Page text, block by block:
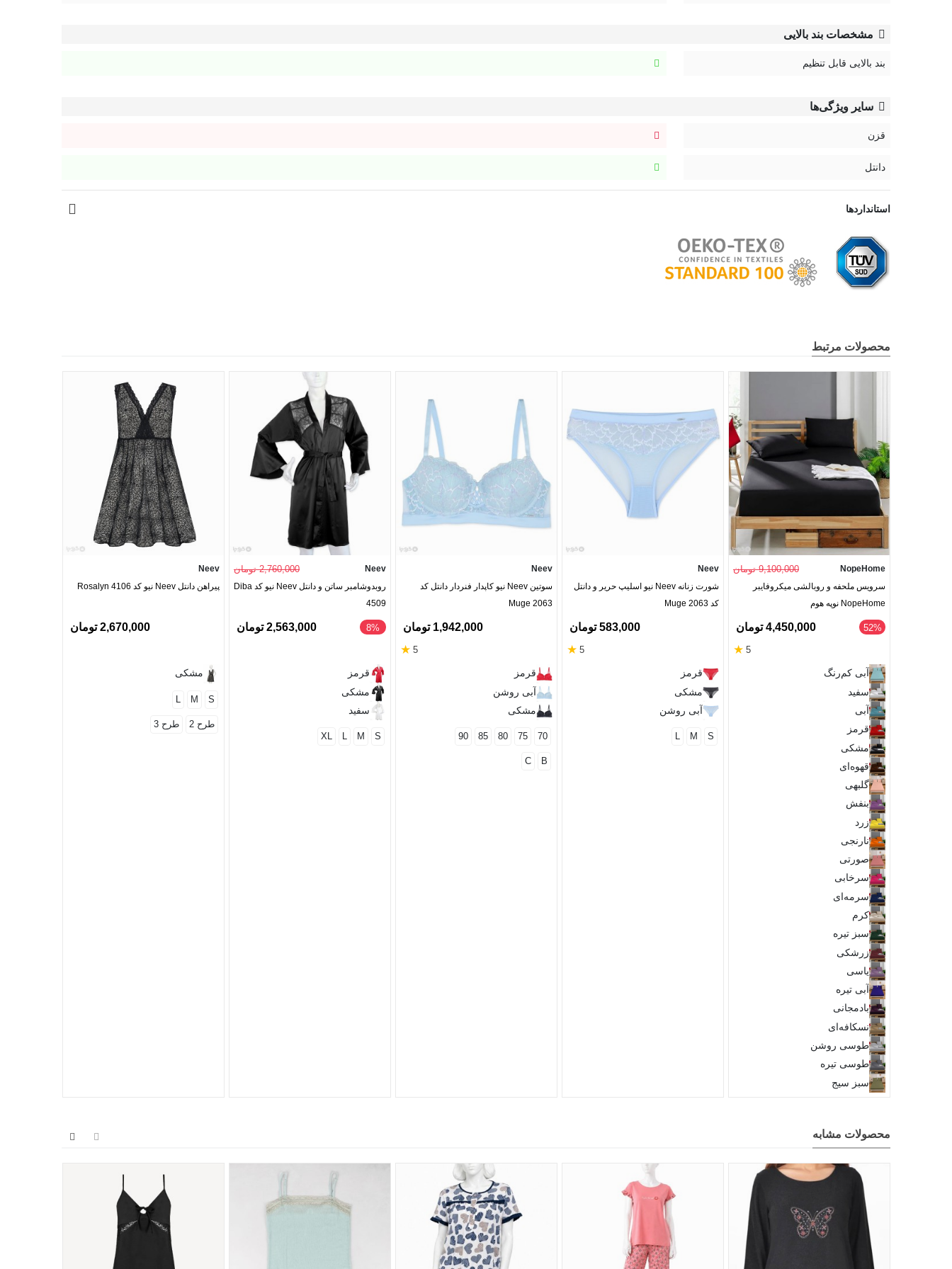
مشخصات بند بالایی
بند بالایی قابل تنظیم
سایر ویژگی‌ها
قزن
دانتل
استانداردها
محصولات مرتبط
NopeHome 9,100,000 تومان
سرویس ملحفه و روبالشی میکروفایبر
NopeHome نوپه هوم
52% 4,450,000 تومان
5
★
آبی کم‌رنگ
سفید
آبی
قرمز
مشکی
قهوه‌ای
گلبهی
بنفش
زرد
نارنجی
صورتی
سرخابی
سرمه‌ای
کرم
سبز تیره
زرشکی
یاسی
آبی تیره
بادمجانی
نسکافه‌ای
طوسی روشن
طوسی تیره
سبز سیج
Neev
شورت زنانه Neev نیو اسلیپ حریر و دانتل
کد Muge 2063
583,000 تومان
5
★
قرمز
مشکی
آبی روشن
S
M
L
Neev
سوتین Neev نیو کاپدار فنردار دانتل کد
Muge 2063
1,942,000 تومان
5
★
قرمز
آبی روشن
مشکی
70
75
80
85
90
B
C
Neev 2,760,000 تومان
روبدوشامبر ساتن و دانتل Neev نیو کد Diba
4509
8% 2,563,000 تومان
قرمز
مشکی
سفید
S
M
L
XL
Neev
پیراهن دانتل Neev نیو کد Rosalyn 4106
2,670,000 تومان
مشکی
S
M
L
طرح 2 طرح 3
محصولات مشابه